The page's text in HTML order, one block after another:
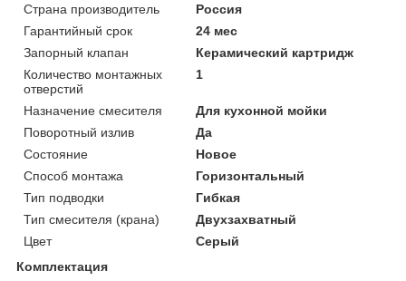
Страна производитель
Россия
Гарантийный срок
24 мес
Запорный клапан
Керамический картридж
Количество монтажных
отверстий
1
Назначение смесителя
Для кухонной мойки
Поворотный излив
Да
Состояние
Новое
Способ монтажа
Горизонтальный
Тип подводки
Гибкая
Тип смесителя (крана)
Двухзахватный
Цвет
Серый
Комплектация